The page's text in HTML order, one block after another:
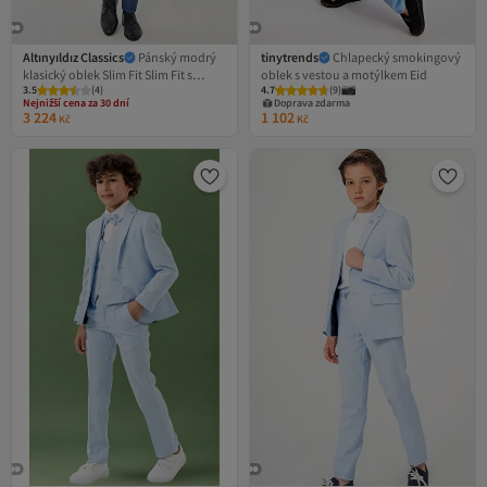
Altınyıldız Classics
Pánský modrý
klasický oblek Slim Fit Slim Fit s
límečkem s potiskem modré vlny
3.5 (4)
Nejnižší cena za 30 dní
Doprava zdarma
Nejnižší cena za 30 dní
3 224 Kč
tinytrends
Chlapecký smokingový
oblek s vestou a motýlkem Eid
4.7 (9)
Doprava zdarma
1 102 Kč